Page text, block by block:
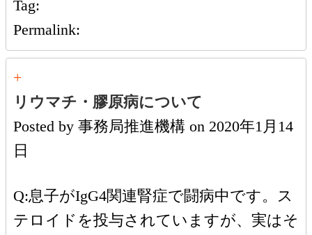
Tag:
Permalink:
+
リウマチ・膠原病について
Posted by 事務局推進機構 on 2020年1月14
日
Q:息子がIgG4関連腎症で闘病中です。ス
テロイドを投与されていますが、実はそ